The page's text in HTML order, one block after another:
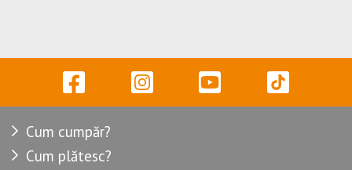
Cum cumpăr?
Cum plătesc?